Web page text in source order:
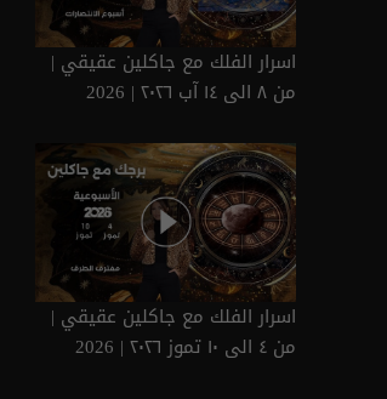
اسرار الفلك مع جاكلين عقيقي |
من ٨ الى ١٤ آب ٢٠٢٦ | 2026
اسرار الفلك مع جاكلين عقيقي |
من ٤ الى ١٠ تموز ٢٠٢٦ | 2026